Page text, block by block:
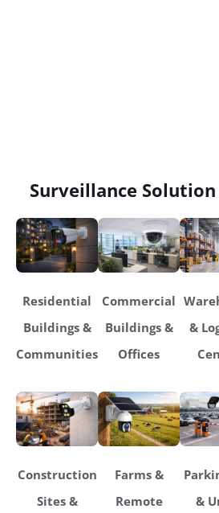
Surveillance
Residential
Buildings &
Communities
Commercial
Buildings &
Offices
&
Construction
Sites &
Farms &
Remote
&